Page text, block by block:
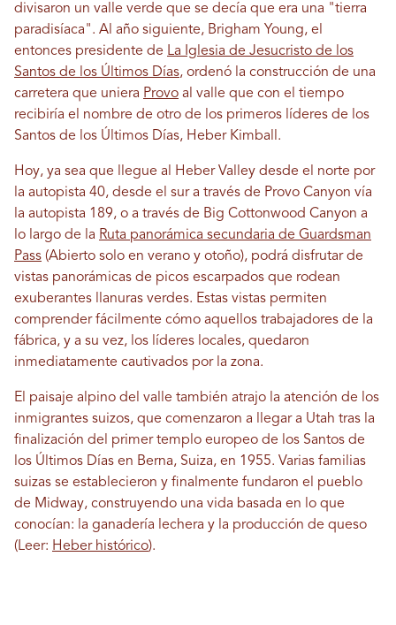
divisaron un valle verde que se decía que era una "tierra
paradisíaca". Al año siguiente, Brigham Young, el
entonces presidente de La Iglesia de Jesucristo de los
Santos de los Últimos Días, ordenó la construcción de una
carretera que uniera Provo al valle que con el tiempo
recibiría el nombre de otro de los primeros líderes de los
Santos de los Últimos Días, Heber Kimball.
Hoy, ya sea que llegue al Heber Valley desde el norte por
la autopista 40, desde el sur a través de Provo Canyon vía
la autopista 189, o a través de Big Cottonwood Canyon a
lo largo de la Ruta panorámica secundaria de Guardsman
Pass (Abierto solo en verano y otoño), podrá disfrutar de
vistas panorámicas de picos escarpados que rodean
exuberantes llanuras verdes. Estas vistas permiten
comprender fácilmente cómo aquellos trabajadores de la
fábrica, y a su vez, los líderes locales, quedaron
inmediatamente cautivados por la zona.
El paisaje alpino del valle también atrajo la atención de los
inmigrantes suizos, que comenzaron a llegar a Utah tras la
finalización del primer templo europeo de los Santos de
los Últimos Días en Berna, Suiza, en 1955. Varias familias
suizas se establecieron y finalmente fundaron el pueblo
de Midway, construyendo una vida basada en lo que
conocían: la ganadería lechera y la producción de queso
(Leer: Heber histórico).